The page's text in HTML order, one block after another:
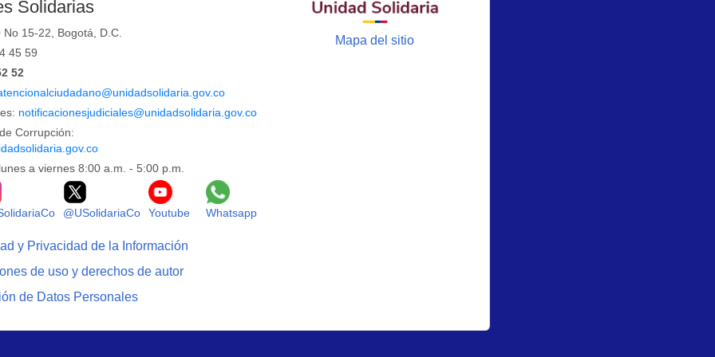
Solidarias
15-22, Bogotá, D.C.
45 59
52
notificacionesjudiciales@unidadsolidaria.gov.co
Corrupción:
a viernes 8:00 a.m. - 5:00 p.m.
Logo Instagram
@USolidariaCoLogo X
YoutubeLogo Youtube
WhatsappLogo Whatsapp
y Privacidad de la Información
de uso y derechos de autor
de Datos Personales
Mapa del sitio